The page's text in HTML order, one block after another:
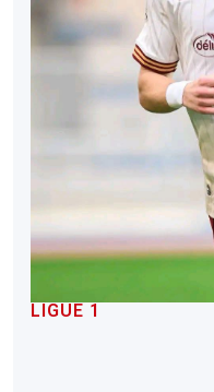
LIGUE 1